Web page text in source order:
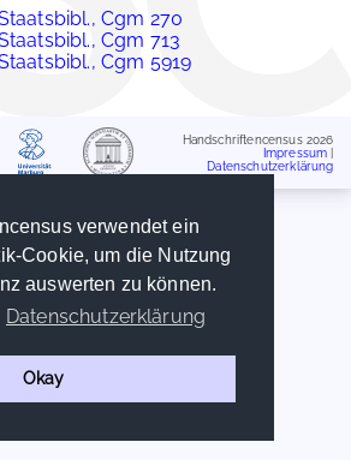
verwendet ein
Cookie, um die Nutzung
auswerten zu können.
Datenschutzerklärung
Okay
Cgm 270
Cgm 713
Cgm 5919
Handschriftencensus 2026
Impressum
Datenschutzerklärung